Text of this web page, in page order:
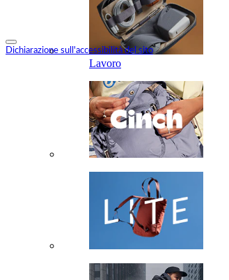
Dichiarazione sull'accessibilità del sito
Lavoro